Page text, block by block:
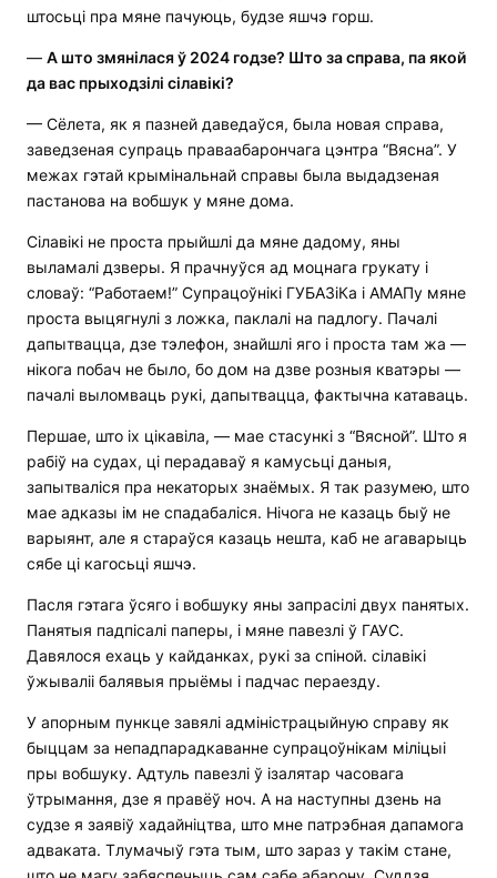
штосьці пра мяне пачуюць, будзе яшчэ горш.
— А што змянілася ў 2024 годзе? Што за справа, па якой
да вас прыходзілі сілавікі?
— Сёлета, як я пазней даведаўся, была новая справа,
заведзеная супраць праваабарончага цэнтра “Вясна”. У
межах гэтай крымінальнай справы была выдадзеная
пастанова на вобшук у мяне дома.
Сілавікі не проста прыйшлі да мяне дадому, яны
выламалі дзверы. Я прачнуўся ад моцнага грукату і
словаў: “Работаем!” Супрацоўнікі ГУБАЗіКа і АМАПу мяне
проста выцягнулі з ложка, паклалі на падлогу. Пачалі
дапытвацца, дзе тэлефон, знайшлі яго і проста там жа —
нікога побач не было, бо дом на дзве розныя кватэры —
пачалі выломваць рукі, дапытвацца, фактычна катаваць.
Першае, што іх цікавіла, — мае стасункі з “Вясной”. Што я
рабіў на судах, ці перадаваў я камусьці даныя,
запытваліся пра некаторых знаёмых. Я так разумею, што
мае адказы ім не спадабаліся. Нічога не казаць быў не
варыянт, але я стараўся казаць нешта, каб не агаварыць
сябе ці кагосьці яшчэ.
Пасля гэтага ўсяго і вобшуку яны запрасілі двух панятых.
Панятыя падпісалі паперы, і мяне павезлі ў ГАУС.
Давялося ехаць у кайданках, рукі за спіной. сілавікі
ўжываліі балявыя прыёмы і падчас пераезду.
У апорным пункце завялі адміністрацыйную справу як
быццам за непадпарадкаванне супрацоўнікам міліцыі
пры вобшуку. Адтуль павезлі ў ізалятар часовага
ўтрымання, дзе я правёў ноч. А на наступны дзень на
судзе я заявіў хадайніцтва, што мне патрэбная дапамога
адваката. Тлумачыў гэта тым, што зараз у такім стане,